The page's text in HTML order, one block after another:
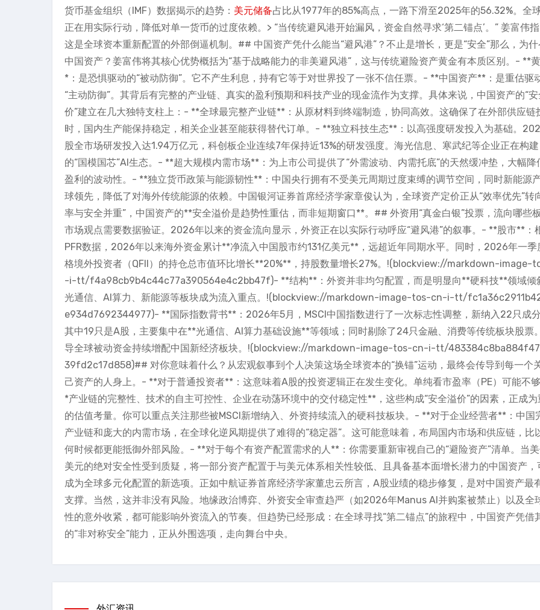
货币基金组织（IMF）数据揭示的趋势： 美元储备占比从1977年的85%高点，一路下滑至2025年的56.32%。全
正在用实际行动，降低对单一货币的过度依赖。> “当传统避风港开始漏风，资金自然寻求‘第二锚点’。” 姜富伟
这是全球资本重新配置的外部倒逼机制。## 中国资产凭什么能当“避风港”？不止是增长，更是“安全”那么，为
中国资产？姜富伟将其核心优势概括为“基于战略能力的非美避风港”，这与传统避险资产黄金有本质区别。- **
*：是恐惧驱动的“被动防御”。它不产生利息，持有它等于对世界投了一张不信任票。- **中国资产**：是重估驱
“主动防御”。其背后有完整的产业链、真实的盈利预期和科技产业的现金流作为支撑。具体来说，中国资产的“
价”建立在几大独特支柱上：- **全球最完整产业链**：从原材料到终端制造，协同高效。这确保了在外部供应链
时，国内生产能保持稳定，相关企业甚至能获得替代订单。- **独立科技生态**：以高强度研发投入为基础。
股全市场研发投入达1.94万亿元，科创板企业连续7年保持近13%的研发强度。海光信息、寒武纪等企业正在构
的“国模国芯”AI生态。- **超大规模内需市场**：为上市公司提供了“外需波动、内需托底”的天然缓冲垫，大幅降
盈利的波动性。- **独立货币政策与能源韧性**：中国央行拥有不受美元周期过度束缚的调节空间，同时新能源
球领先，降低了对海外传统能源的依赖。中国银河证券首席经济学家章俊认为，全球资产定价正从“效率优先”转
率与安全并重”，中国资产的**安全溢价是趋势性重估，而非短期窗口**。## 外资用“真金白银”投票，流向哪些
市场观点需要数据验证。2026年以来的资金流向显示，外资正在以实际行动呼应“避风港”的叙事。- **股市**：
PFR数据，2026年以来海外资金累计**净流入中国股市约131亿美元**，远超近年同期水平。同时，2026年一季
格境外投资者（QFII）的持仓总市值环比增长**20%**，持股数量增长27%。!(blockview://markdown-image-
-i-tt/f4a98cb9b4c44c77a390564e4c2bb47f)- **结构**：外资并非均匀配置，而是明显向**硬科技**领域倾
光通信、AI算力、新能源等板块成为流入重点。!(blockview://markdown-image-tos-cn-i-tt/
e934d7692344977)- **国际指数背书**：2026年5月，MSCI中国指数进行了一次标志性调整，新纳入22只成
其中19只是A股，主要集中在**光通信、AI算力基础设施**等领域；同时剔除了24只金融、消费等传统板块股票
导全球被动资金持续增配中国新经济板块。!(blockview://markdown-image-tos-cn-i-tt/
39fd2c17d858)## 对你意味着什么？从宏观叙事到个人决策这场全球资本的“换锚”运动，最终会传导到每一个
己资产的人身上。- **对于普通投资者**：这意味着A股的投资逻辑正在发生变化。单纯看市盈率（PE）可能不
*产业链的完整性、技术的自主可控性、企业在动荡环境中的交付稳定性**，这些构成“安全溢价”的因素，正成为
的估值考量。你可以重点关注那些被MSCI新增纳入、外资持续流入的硬科技板块。- **对于企业经营者**：中国
产业链和庞大的内需市场，在全球化逆风期提供了难得的“稳定器”。这可能意味着，布局国内市场和供应链，比
何时候都更能抵御外部风险。- **对于每个有资产配置需求的人**：你需要重新审视自己的“避险资产”清单。当
美元的绝对安全性受到质疑，将一部分资产配置于与美元体系相关性较低、且具备基本面增长潜力的中国资产，
成为全球多元化配置的新选项。正如中航证券首席经济学家董忠云所言，A股业绩的稳步修复，是对中国资产最
支撑。当然，这并非没有风险。地缘政治博弈、外资安全审查趋严（如2026年Manus AI并购案被禁止）以及全
性的意外收紧，都可能影响外资流入的节奏。但趋势已经形成：在全球寻找“第二锚点”的旅程中，中国资产凭借
的“非对称安全”能力，正从外围选项，走向舞台中央。